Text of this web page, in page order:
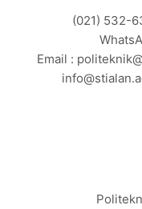
(021) 532-
Email :